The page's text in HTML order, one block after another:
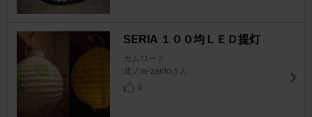
SERIA １００均ＬＥＤ提灯
カムロード
北ノre-zentoさん
6